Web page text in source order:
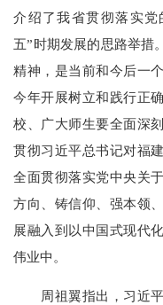
介绍了我省贯彻落实
五”时期发展的思路举措
精神，是当前和今后一
今年开展树立和践行正
校、广大师生要全面深
贯彻习近平总书记对福
全面贯彻落实党中央关
方向、铸信仰、强本领
展融入到以中国式现代
伟业中。
周祖翼指出，习近平